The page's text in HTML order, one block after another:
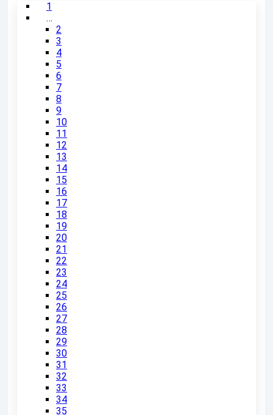
1
…
2
3
4
5
6
7
8
9
10
11
12
13
14
15
16
17
18
19
20
21
22
23
24
25
26
27
28
29
30
31
32
33
34
35